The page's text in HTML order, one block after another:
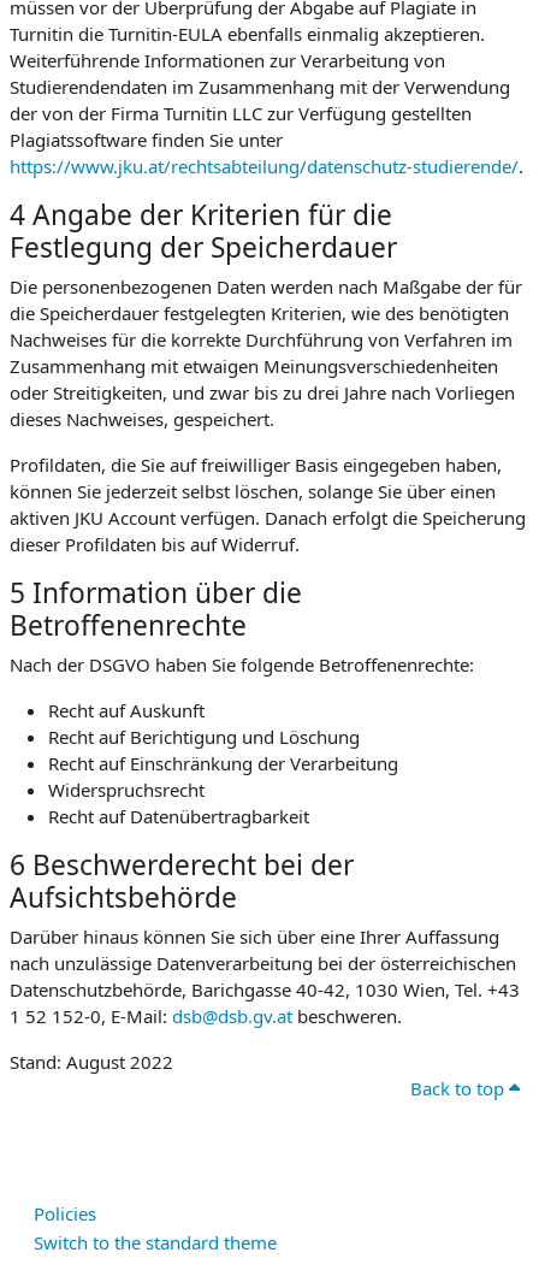
müssen vor der Überprüfung der Abgabe auf Plagiate in
Turnitin die Turnitin-EULA ebenfalls einmalig akzeptieren.
Weiterführende Informationen zur Verarbeitung von
Studierendendaten im Zusammenhang mit der Verwendung
der von der Firma Turnitin LLC zur Verfügung gestellten
Plagiatssoftware finden Sie unter
https://www.jku.at/rechtsabteilung/datenschutz-studierende/.
4 Angabe der Kriterien für die
Festlegung der Speicherdauer
Die personenbezogenen Daten werden nach Maßgabe der für
die Speicherdauer festgelegten Kriterien, wie des benötigten
Nachweises für die korrekte Durchführung von Verfahren im
Zusammenhang mit etwaigen Meinungsverschiedenheiten
oder Streitigkeiten, und zwar bis zu drei Jahre nach Vorliegen
dieses Nachweises, gespeichert.
Profildaten, die Sie auf freiwilliger Basis eingegeben haben,
können Sie jederzeit selbst löschen, solange Sie über einen
aktiven JKU Account verfügen. Danach erfolgt die Speicherung
dieser Profildaten bis auf Widerruf.
5 Information über die
Betroffenenrechte
Nach der DSGVO haben Sie folgende Betroffenenrechte:
Recht auf Auskunft
Recht auf Berichtigung und Löschung
Recht auf Einschränkung der Verarbeitung
Widerspruchsrecht
Recht auf Datenübertragbarkeit
6 Beschwerderecht bei der
Aufsichtsbehörde
Darüber hinaus können Sie sich über eine Ihrer Auffassung
nach unzulässige Datenverarbeitung bei der österreichischen
Datenschutzbehörde, Barichgasse 40-42, 1030 Wien, Tel. +43
1 52 152-0, E-Mail: dsb@dsb.gv.at beschweren.
Stand: August 2022
Back to top
Policies
Switch to the standard theme